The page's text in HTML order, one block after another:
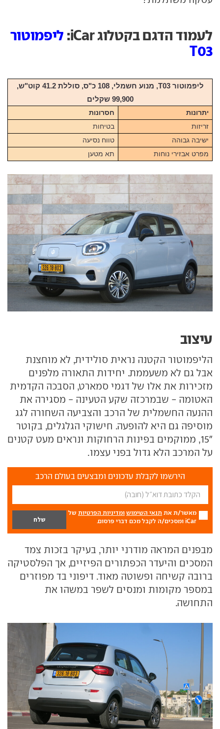
לעמוד הדגם בקטלוג iCar:
ליפמוטור
T03
ליפמוטור T03, מנוע חשמלי, 108 כ"ס, סוללת 41.2 קוט"ש,
99,900 שקלים
יתרונות
חסרונות
זריזות
בטיחות
ישיבה גבוהה
טווח נסיעה
מפרט אבזירי נוחות
תא מטען
עיצוב
הליפמוטור הקטנה נראית סולידית, לא מוחצנת
אבל גם לא משעממת. יחידות התאורה מלפנים
מזכירות את אלו של דגמי סמארט, הסבכה הקדמית
האטומה - שבמרכזה שקע הטעינה - מסגירה את
ההנעה החשמלית של הרכב והצביעה השחורה לגג
מוסיפה גם היא להופעה. חישוקי הגלגלים, בקוטר
"15, ממוקמים בפינות הרחוקות ונראים מעט קטנים
על המרכב הלא גדול בפני עצמו.
הירשמו לקבלת עדכונים ומבצעים בעולם הרכב
מאשר/ת את תנאי השימוש ומדיניות הפרטיות של
iCar ומסכים/ה לקבל מכם דברי פרסום.
מבפנים המראה מודרני יותר, בעיקר בזכות צמד
המסכים והיעדר הכפתורים הפיזיים, אך הפלסטיקה
ברובה קשיחה ופשוטה מאוד. דיפוני בד מפוזרים
במספר מקומות ומנסים לשפר במשהו את
התחושה.